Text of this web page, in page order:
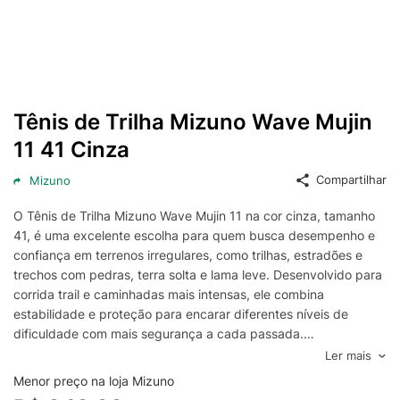
Tênis de Trilha Mizuno Wave Mujin
11 41 Cinza
Mizuno Compartilhar
O Tênis de Trilha Mizuno Wave Mujin 11 na cor cinza, tamanho
41, é uma excelente escolha para quem busca desempenho e
confiança em terrenos irregulares, como trilhas, estradões e
trechos com pedras, terra solta e lama leve. Desenvolvido para
corrida trail e caminhadas mais intensas, ele combina
estabilidade e proteção para encarar diferentes níveis de
dificuldade com mais segurança a cada passada.
A tecnologia de amortecimento da Mizuno trabalha para
oferecer uma passada macia sem perder a resposta, ajudando
a reduzir o impacto em descidas e em trechos mais duros. A
Ler mais
Menor preço na loja Mizuno